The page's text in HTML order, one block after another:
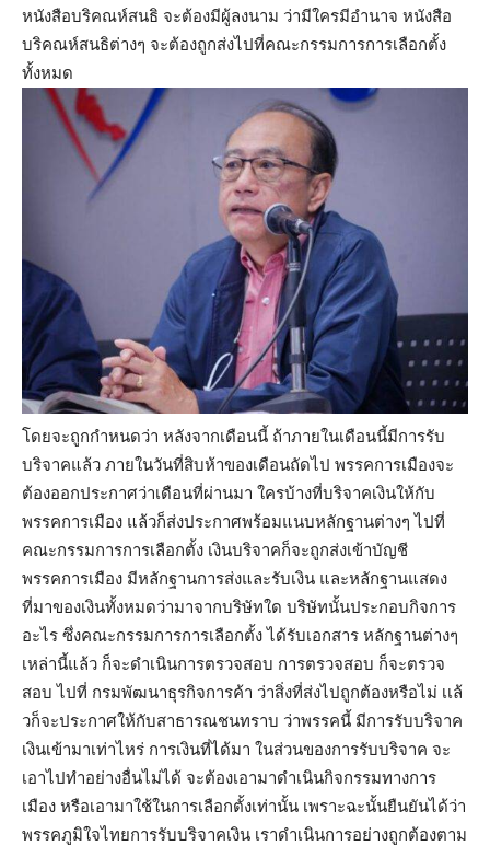
หนังสือบริคณห์สนธิ จะต้องมีผู้ลงนาม ว่ามีใครมีอำนาจ หนังสือ
บริคณห์สนธิต่างๆ จะต้องถูกส่งไปที่คณะกรรมการการเลือกตั้ง
ทั้งหมด
โดยจะถูกกำหนดว่า หลังจากเดือนนี้ ถ้าภายในเดือนนี้มีการรับ
บริจาคแล้ว ภายในวันที่สิบห้าของเดือนถัดไป พรรคการเมืองจะ
ต้องออกประกาศว่าเดือนที่ผ่านมา ใครบ้างที่บริจาคเงินให้กับ
พรรคการเมือง แล้วก็ส่งประกาศพร้อมแนบหลักฐานต่างๆ ไปที่
คณะกรรมการการเลือกตั้ง เงินบริจาคก็จะถูกส่งเข้าบัญชี
พรรคการเมือง มีหลักฐานการส่งและรับเงิน และหลักฐานแสดง
ที่มาของเงินทั้งหมดว่ามาจากบริษัทใด บริษัทนั้นประกอบกิจการ
อะไร ซึ่งคณะกรรมการการเลือกตั้ง ได้รับเอกสาร หลักฐานต่างๆ
เหล่านี้แล้ว ก็จะดำเนินการตรวจสอบ การตรวจสอบ ก็จะตรวจ
สอบ ไปที่ กรมพัฒนาธุรกิจการค้า ว่าสิ่งที่ส่งไปถูกต้องหรือไม่ เเล้
วก็จะประกาศให้กับสาธารณชนทราบ ว่าพรรคนี้ มีการรับบริจาค
เงินเข้ามาเท่าไหร่ การเงินที่ได้มา ในส่วนของการรับบริจาค จะ
เอาไปทำอย่างอื่นไม่ได้ จะต้องเอามาดำเนินกิจกรรมทางการ
เมือง หรือเอามาใช้ในการเลือกตั้งเท่านั้น เพราะฉะนั้นยืนยันได้ว่า
พรรคภูมิใจไทยการรับบริจาคเงิน เราดำเนินการอย่างถูกต้องตาม